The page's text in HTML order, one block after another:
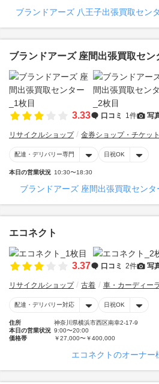
ブランドアーズ 八王子出張買取セン
ブランドアーズ 座間出張買取セン
3.33 口コミ 1件 写
リサイクルショップ 金券ショップ・チケッ
配達・デリバリー専門 日祝OK
本日の営業状況 10:30〜18:30
ブランドアーズ 座間出張買取セン
エコネクト
3.37 口コミ 2件 写
リサイクルショップ 古着 車・カーディー
配達・デリバリー対応 日祝OK
住所
神奈川県横浜市西区南幸2-17-9
本日の営業状況 9:00〜20:00
価格帯
￥27,000〜￥400,000
エコネクトのオーナー